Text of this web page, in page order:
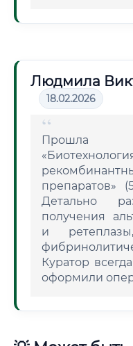
Людмила
18.02.2026
Прошла
препаратов»
Детально
получения
и
Куратор
оформили